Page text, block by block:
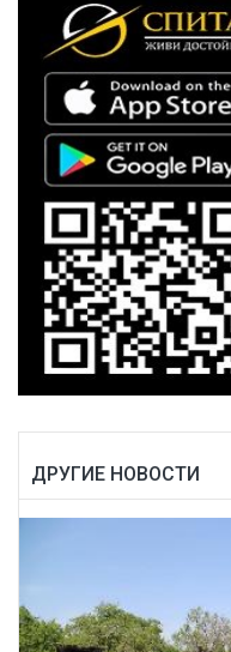
ДРУГИЕ НОВОСТИ